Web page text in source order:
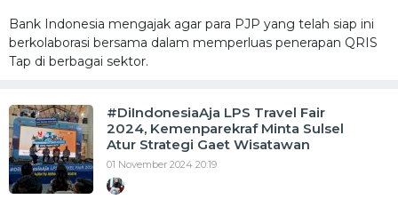
Bank Indonesia mengajak agar para PJP yang telah siap ini
berkolaborasi bersama dalam memperluas penerapan QRIS
Tap di berbagai sektor.
#DiIndonesiaAja LPS Travel Fair
2024, Kemenparekraf Minta Sulsel
Atur Strategi Gaet Wisatawan
01 November 2024 20:19